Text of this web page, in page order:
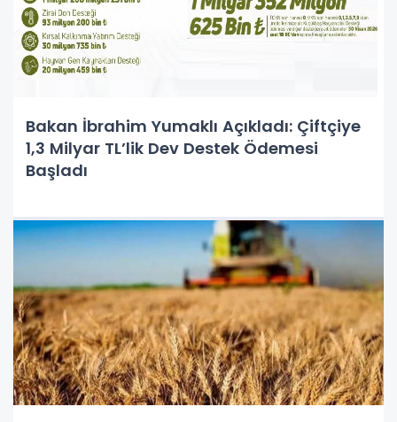
Bakan İbrahim Yumaklı Açıkladı: Çiftçiye
1,3 Milyar TL’lik Dev Destek Ödemesi
Başladı